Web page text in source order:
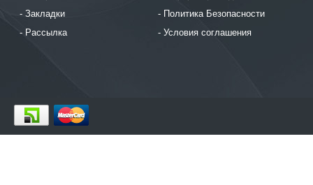
Закладки
Рассылка
Политика Безопасности
Условия соглашения